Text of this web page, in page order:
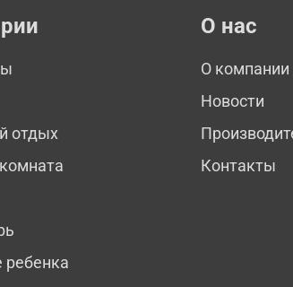
отдых
ребенка
О нас
О компании
Новости
Контакты